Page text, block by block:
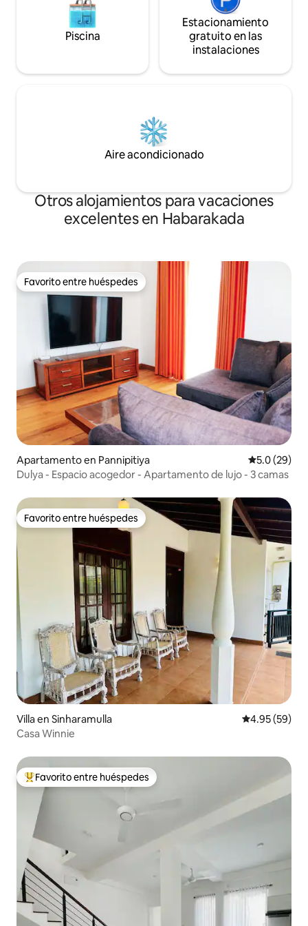
Piscina
Estacionamiento
gratuito en las
instalaciones
Aire acondicionado
Otros alojamientos para vacaciones
excelentes en Habarakada
Favorito entre huéspedes
Favorito entre huéspedes
Apartamento en Pannipitiya Calificación
5.0 (29)
Dulya - Espacio acogedor - Apartamento de lujo - 3 camas
Favorito entre huéspedes
Favorito entre huéspedes
Villa en Sinharamulla Calificación
4.95 (59)
Casa Winnie
Favorito entre huéspedes preferido
Favorito entre huéspedes